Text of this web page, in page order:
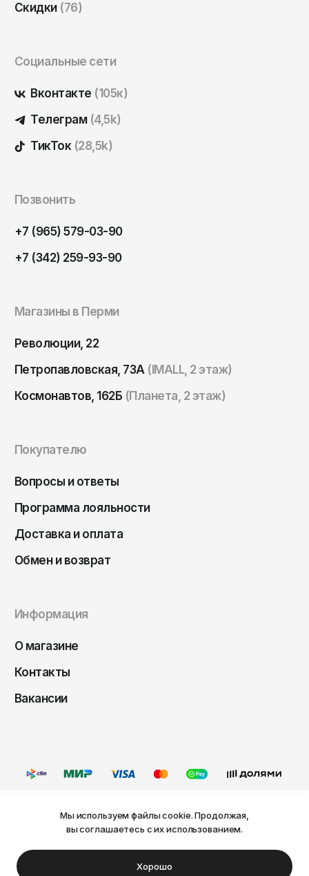
Скидки (76)
Социальные сети
Вконтакте (105к)
Телеграм (4,5k)
ТикТок (28,5k)
Позвонить
+7 (965) 579-03-90
+7 (342) 259-93-90
Магазины в Перми
Революции, 22
Петропавловская, 73А (IMALL, 2 этаж)
Космонавтов, 162Б (Планета, 2 этаж)
Покупателю
Вопросы и ответы
Программа лояльности
Доставка и оплата
Обмен и возврат
Информация
О магазине
Контакты
Вакансии
© FRIDAY, 2026
Оферта
Политика конфиденциальности
Ваш город Пермь?
Мы используем файлы cookie. Продолжая,
вы соглашаетесь с их использованием.
Хорошо